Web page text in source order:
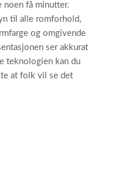
noen få minutter.
til alle romforhold,
og omgivende
ser akkurat
teknologien kan du
at folk vil se det